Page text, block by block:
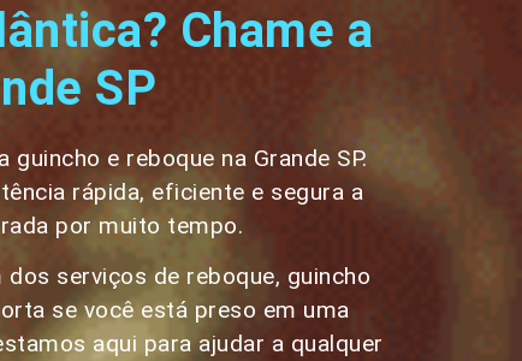
Chame a
SP
e reboque na Grande SP.
rápida, eficiente e segura a
por muito tempo.
dos serviços de reboque, guincho
se você está preso em uma
aqui para ajudar a qualquer